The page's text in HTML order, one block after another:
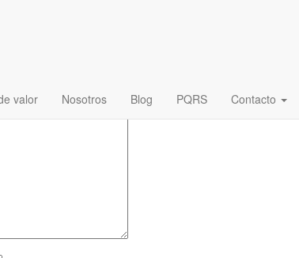
valor Nosotros Blog PQRS Contacto